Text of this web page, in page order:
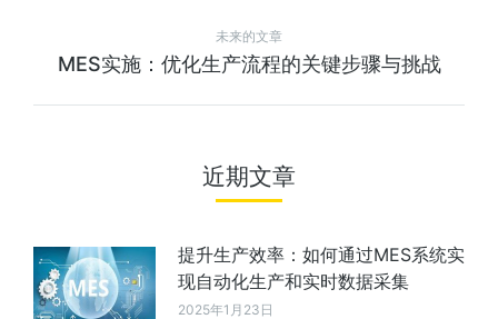
未来的文章
MES实施：优化生产流程的关键步骤与挑战
近期文章
提升生产效率：如何通过MES系统实
现自动化生产和实时数据采集
2025年1月23日